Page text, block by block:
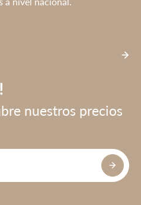
nuestros precios